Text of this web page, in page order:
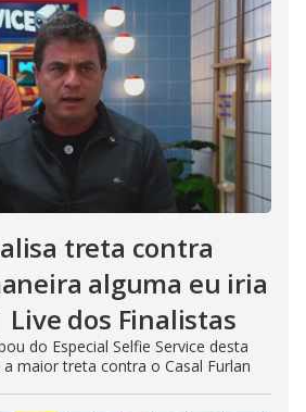
treta contra
alguma eu iria
dos Finalistas
do Especial Selfie Service desta
maior treta contra o Casal Furlan